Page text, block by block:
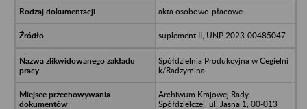
akta osobowo-płacowe
suplement II, UNP 2023-00485047
Spółdzielnia Produkcyjna w Cegielni
k/Radzymina
Archiwum Krajowej Rady
Spółdzielczej, ul. Jasna 1, 00-013